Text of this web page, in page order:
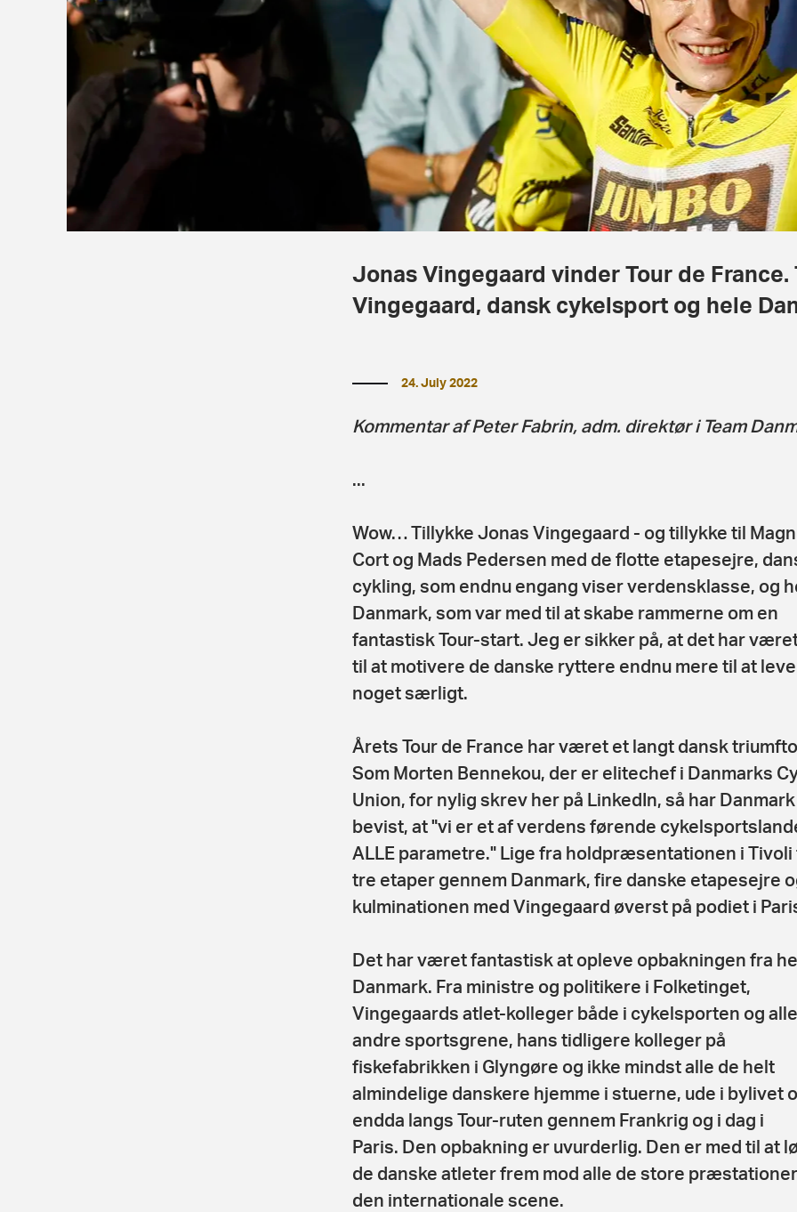
Jonas Vingegaard vinder Tour de
Vingegaard, dansk cykelsport og hele
24. July 2022
Kommentar af Peter Fabrin, adm. direktør i Team
...
Wow… Tillykke Jonas Vingegaard - og tillykke til
Cort og Mads Pedersen med de flotte etapesejre,
cykling, som endnu engang viser verdensklasse, og
Danmark, som var med til at skabe rammerne om en
fantastisk Tour-start. Jeg er sikker på, at det har
til at motivere de danske ryttere endnu mere til at
noget særligt.
Årets Tour de France har været et langt dansk
Som Morten Bennekou, der er elitechef i Danmarks
Union, for nylig skrev her på LinkedIn, så har Danmark
bevist, at "vi er et af verdens førende
ALLE parametre." Lige fra holdpræsentationen i Tivoli
tre etaper gennem Danmark, fire danske etapesejre
kulminationen med Vingegaard øverst på podiet i
Det har været fantastisk at opleve opbakningen fra
Danmark. Fra ministre og politikere i Folketinget,
Vingegaards atlet-kolleger både i cykelsporten og alle
andre sportsgrene, hans tidligere kolleger på
fiskefabrikken i Glyngøre og ikke mindst alle de helt
almindelige danskere hjemme i stuerne, ude i bylivet
endda langs Tour-ruten gennem Frankrig og i dag i
Paris. Den opbakning er uvurderlig. Den er med til at
de danske atleter frem mod alle de store
den internationale scene.